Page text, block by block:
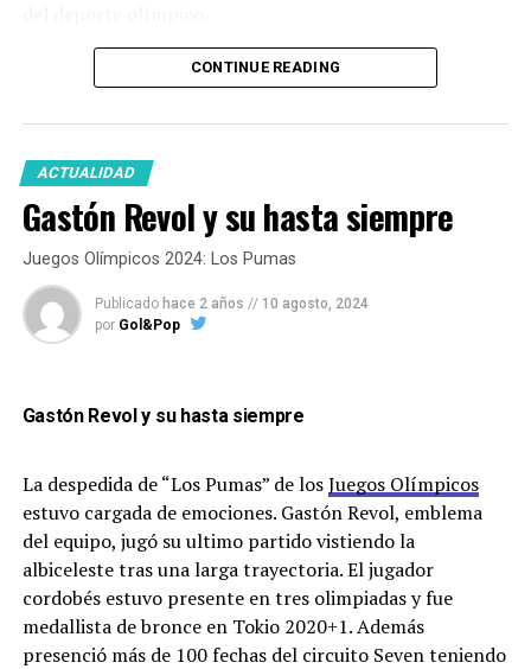
“El – José Torres –
me dijo medalla o
yeso”
En particular en este juego, comparado con los
otros que estuviste, como lo viste?
CONTINUE READING
ACTUALIDAD
Gastón Revol y su hasta siempre
Juegos Olímpicos 2024: Los Pumas
Publicado hace 2 años // 10 agosto, 2024
por Gol&Pop
Gastón Revol y su hasta siempre
La despedida de “Los Pumas” de losJuegos Olímpicos
estuvo cargada de emociones. Gastón Revol, emblema
del equipo, jugó su ultimo partido vistiendo la
albiceleste tras una larga trayectoria. El jugador
cordobés estuvo presente en tres olimpiadas y fue
medallista de bronce en Tokio 2020+1. Además
presenció más de 100 fechas del circuito Seven teniendo